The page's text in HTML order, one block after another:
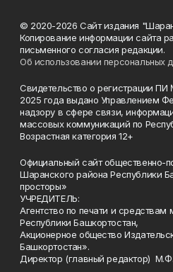
© 2020-2026 Сайт издания
Копирование информации сайта
письменного согласия редакции.
Об использовании персональных
Свидетельство о регистрации
2025 года выдано Управлением
надзору в сфере связи,
массовых коммуникаций по
Возрастная категория 12+
Официальный сайт общественно-
Шаранского района Республики
просторы»
УЧРЕДИТЕЛЬ:
Агентство по печати и
Республики Башкортостан,
Акционерное общество
Башкортостан».
Директор (главный редактор)